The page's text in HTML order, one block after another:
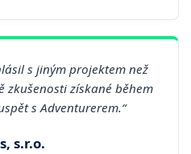
s jiným projektem než
zkušenosti získané během
s Adventurerem.“
s.r.o.